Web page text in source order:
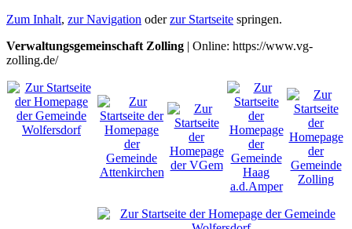
Zum Inhalt, zur Navigation oderzur Startseite springen.
Verwaltungsgemeinschaft Zolling | Online: https://www.vg-
zolling.de/